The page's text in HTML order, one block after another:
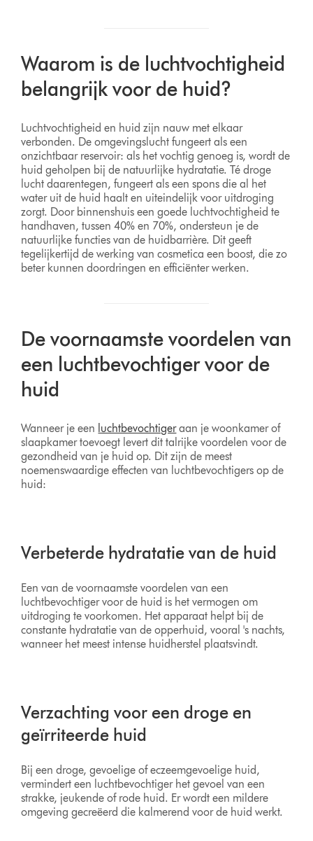
Waarom is de luchtvochtigheid
belangrijk voor de huid?
Luchtvochtigheid en huid zijn nauw met elkaar
verbonden. De omgevingslucht fungeert als een
onzichtbaar reservoir: als het vochtig genoeg is, wordt de
huid geholpen bij de natuurlijke hydratatie. Té droge
lucht daarentegen, fungeert als een spons die al het
water uit de huid haalt en uiteindelijk voor uitdroging
zorgt. Door binnenshuis een goede luchtvochtigheid te
handhaven, tussen 40% en 70%, ondersteun je de
natuurlijke functies van de huidbarrière. Dit geeft
tegelijkertijd de werking van cosmetica een boost, die zo
beter kunnen doordringen en efficiënter werken.
De voornaamste voordelen van
een luchtbevochtiger voor de
huid
Wanneer je een luchtbevochtigeraan je woonkamer of
slaapkamer toevoegt levert dit talrijke voordelen voor de
gezondheid van je huid op. Dit zijn de meest
noemenswaardige effecten van luchtbevochtigers op de
huid:
Verbeterde hydratatie van de huid
Een van de voornaamste voordelen van een
luchtbevochtiger voor de huid is het vermogen om
uitdroging te voorkomen. Het apparaat helpt bij de
constante hydratatie van de opperhuid, vooral 's nachts,
wanneer het meest intense huidherstel plaatsvindt.
Verzachting voor een droge en
geïrriteerde huid
Bij een droge, gevoelige of eczeemgevoelige huid,
vermindert een luchtbevochtiger het gevoel van een
strakke, jeukende of rode huid. Er wordt een mildere
omgeving gecreëerd die kalmerend voor de huid werkt.